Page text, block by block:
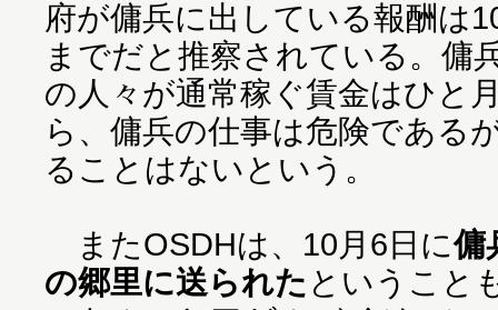
府が傭兵に出している報酬は
までだと推察されている。傭
の人々が通常稼ぐ賃金はひと
ら、傭兵の仕事は危険である
ることはないという。
またOSDHは、10月6日に傭
の郷里に送られた ということ